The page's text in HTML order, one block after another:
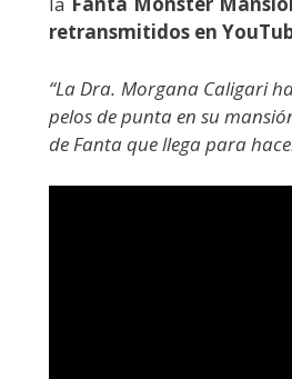
retransmitidos en
“La Dra. Morgana Caligari
pelos de punta en su
de Fanta que llega para